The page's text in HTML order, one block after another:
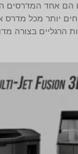
הם אחד המדרסים
יותר מכל מדרס
הרגליים בצורה